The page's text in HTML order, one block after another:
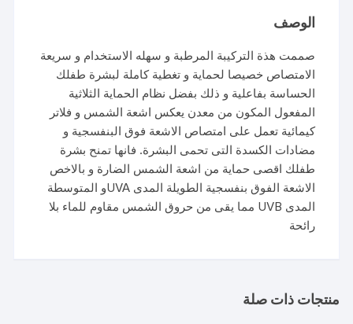
200
مل
الوصف
صممت هذة التركيبة المرطبة و سهله الاستخدام و سريعة
الامتصاص خصيصا لحماية و تغطية كاملة لبشرة طفلك
الحساسة بفاعلية و ذلك بفضل نظام الحماية الثلاثية
المفعول المكون من معدن يعكس اشعة الشمس و فلاتر
كيمائية تعمل على امتصاص الاشعة فوق البنفسجية و
مضادات الكسدة التى تحمى البشرة. فانها تمنح بشرة
طفلك اقصى حماية من اشعة الشمس الضارة و بالاخص
الاشعة الفوق بنفسجية الطويلة المدى UVAو المتوسطة
المدى UVB مما يقى من حروق الشمس مقاوم للماء بلا
رائحة
منتجات ذات صلة